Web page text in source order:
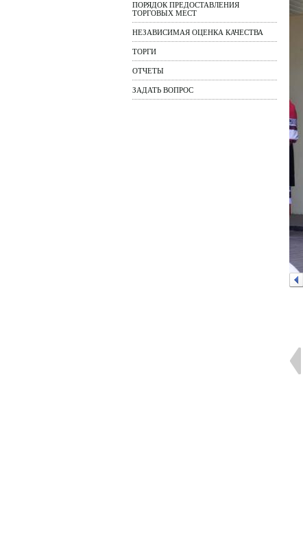
ПОРЯДОК ПРЕДОСТАВЛЕНИЯ
ТОРГОВЫХ МЕСТ
НЕЗАВИСИМАЯ ОЦЕНКА КАЧЕСТВА
ТОРГИ
ОТЧЕТЫ
ЗАДАТЬ ВОПРОС